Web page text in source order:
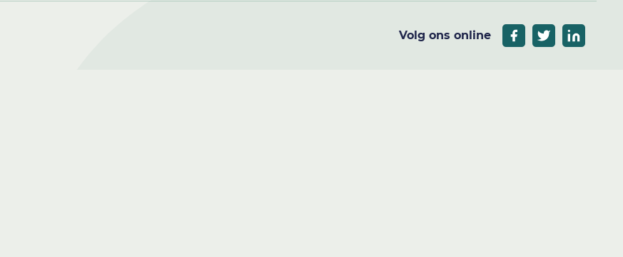
Volg ons online